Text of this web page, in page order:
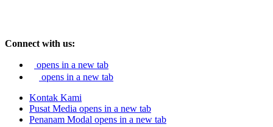
Connect with us:
opens in a new tab
opens in a new tab
Kontak Kami
Pusat Media opens in a new tab
Penanam Modal opens in a new tab